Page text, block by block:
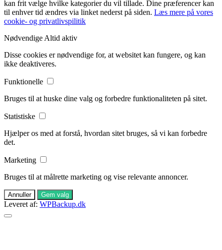
kan frit vælge hvilke kategorier du vil tillade. Dine præferencer kan
til enhver tid ændres via linket nederst på siden. Læs mere på vores
cookie- og privatlivspilitik
Nødvendige Altid aktiv
Disse cookies er nødvendige for, at websitet kan fungere, og kan
ikke deaktiveres.
Funktionelle
Bruges til at huske dine valg og forbedre funktionaliteten på sitet.
Statistiske
Hjælper os med at forstå, hvordan sitet bruges, så vi kan forbedre
det.
Marketing
Bruges til at målrette marketing og vise relevante annoncer.
Annuller Gem valg
Leveret af: WPBackup.dk